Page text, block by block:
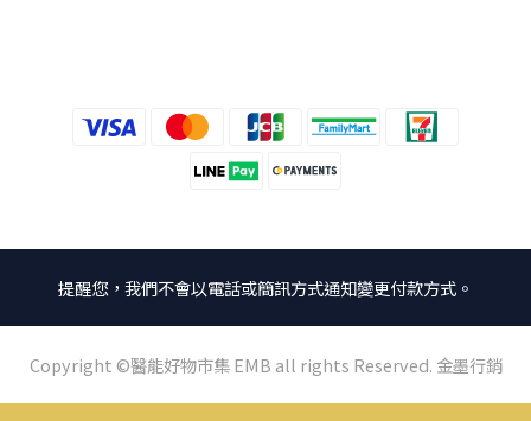
提醒您，我們不會以電話或簡訊方式通知變更付款方式。
Copyright ©醫能好物市集 EMB all rights Reserved. 金墨行銷